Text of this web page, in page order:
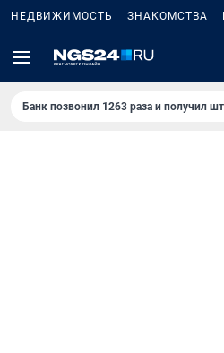
НЕДВИЖИМОСТЬ ЗНАКОМСТВА
Банк позвонил 1263 раза и получил